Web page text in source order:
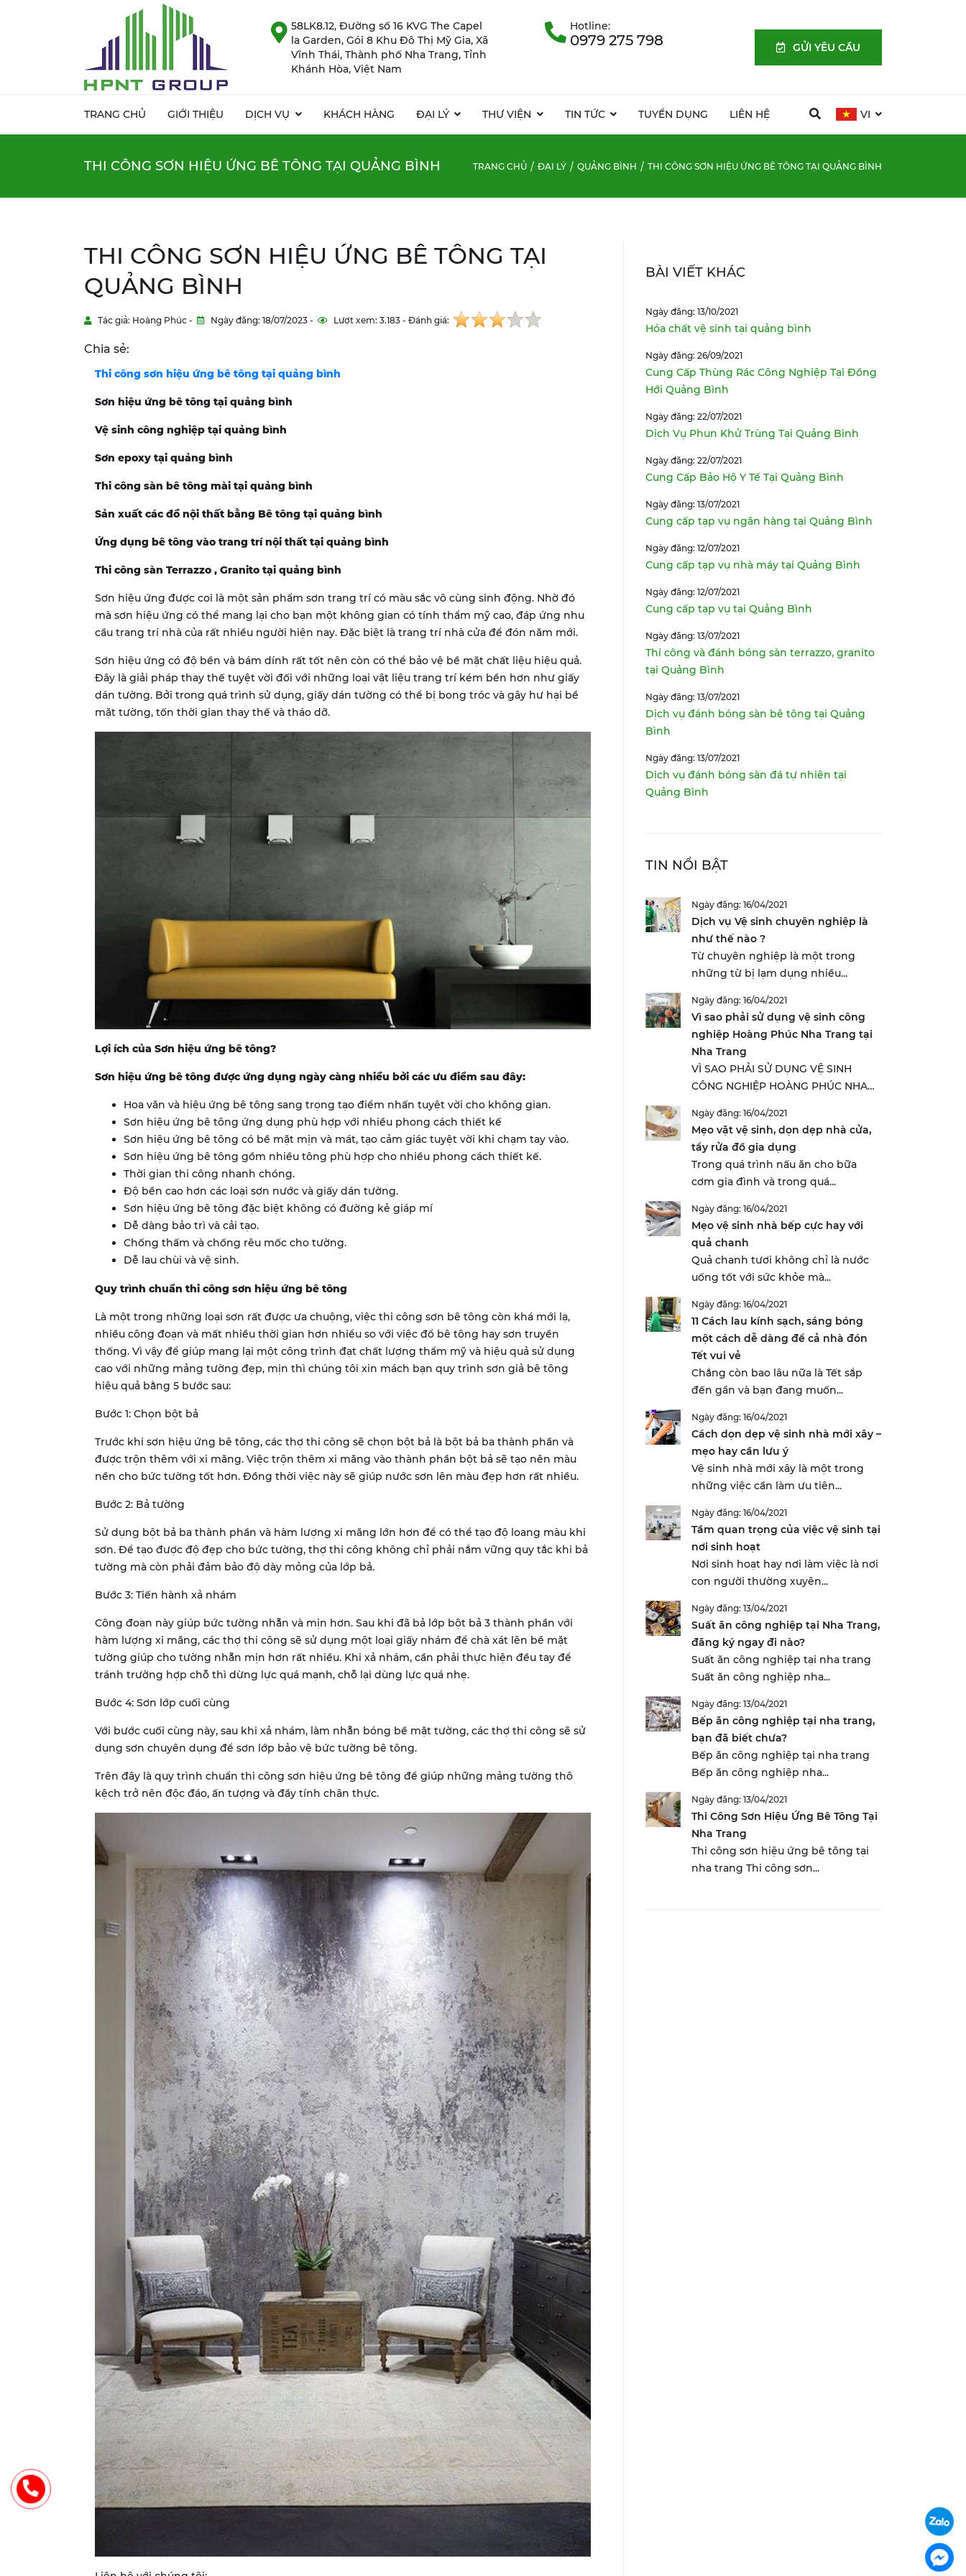
TRANG CHỦ GIỚI THIỆU DỊCH VỤ KHÁCH HÀNG ĐẠI LÝ THƯ VIỆN TIN TỨC TUYỂN DỤNG LIÊN HỆ VI
58LK8.12, Đường số 16 KVG The Capel
la Garden, Gói 8 Khu Đô Thị Mỹ Gia, Xã
Vĩnh Thái, Thành phố Nha Trang, Tỉnh
Khánh Hòa, Việt Nam
Hotline:
0979 275 798 GỬI YÊU CẦU
THI CÔNG SƠN HIỆU ỨNG BÊ TÔNG TẠI QUẢNG BÌNH TRANG CHỦ ĐẠI LÝ QUẢNG BÌNH THI CÔNG SƠN HIỆU ỨNG BÊ TÔNG TẠI QUẢNG BÌNH
THI CÔNG SƠN HIỆU ỨNG BÊ TÔNG TẠI
QUẢNG BÌNH
Tác giả: Hoàng Phúc - Ngày đăng: 18/07/2023 - Lượt xem: 3.183 - Đánh giá:
Chia sẻ:
Thi công sơn hiệu ứng bê tông tại quảng bình
Sơn hiệu ứng bê tông tại quảng bình
Vệ sinh công nghiệp tại quảng bình
Sơn epoxy tại quảng bình
Thi công sàn bê tông mài tại quảng bình
Sản xuất các đồ nội thất bằng Bê tông tại quảng bình
Ứng dụng bê tông vào trang trí nội thất tại quảng bình
Thi công sàn Terrazzo , Granito tại quảng bình
Sơn hiệu ứng được coi là một sản phẩm sơn trang trí có màu sắc vô cùng sinh động. Nhờ đó
mà sơn hiệu ứng có thể mang lại cho bạn một không gian có tính thẩm mỹ cao, đáp ứng nhu
cầu trang trí nhà của rất nhiều người hiện nay. Đặc biệt là trang trí nhà cửa để đón năm mới.
Sơn hiệu ứng có độ bền và bám dính rất tốt nên còn có thể bảo vệ bề mặt chất liệu hiệu quả.
Đây là giải pháp thay thế tuyệt vời đối với những loại vật liệu trang trí kém bền hơn như giấy
dán tường. Bởi trong quá trình sử dụng, giấy dán tường có thể bị bong tróc và gây hư hại bề
mặt tường, tốn thời gian thay thế và tháo dỡ.
Lợi ích của Sơn hiệu ứng bê tông?
Sơn hiệu ứng bê tông được ứng dụng ngày càng nhiều bởi các ưu điểm sau đây:
Hoa văn và hiệu ứng bê tông sang trọng tạo điểm nhấn tuyệt vời cho không gian.
Sơn hiệu ứng bê tông ứng dụng phù hợp với nhiều phong cách thiết kế
Sơn hiệu ứng bê tông có bề mặt mịn và mát, tạo cảm giác tuyệt vời khi chạm tay vào.
Sơn hiệu ứng bê tông gồm nhiều tông phù hợp cho nhiều phong cách thiết kế.
Thời gian thi công nhanh chóng.
Độ bền cao hơn các loại sơn nước và giấy dán tường.
Sơn hiệu ứng bê tông đặc biệt không có đường kẻ giáp mí
Dễ dàng bảo trì và cải tạo.
Chống thấm và chống rêu mốc cho tường.
Dễ lau chùi và vệ sinh.
Quy trình chuẩn thi công sơn hiệu ứng bê tông
Là một trong những loại sơn rất được ưa chuộng, việc thi công sơn bê tông còn khá mới lạ,
nhiều công đoạn và mất nhiều thời gian hơn nhiểu so với việc đổ bê tông hay sơn truyền
thống. Vì vậy để giúp mang lại một công trình đạt chất lượng thẩm mỹ và hiệu quả sử dụng
cao với những mảng tường đẹp, mịn thì chúng tôi xin mách bạn quy trình sơn giả bê tông
hiệu quả bằng 5 bước sau:
Bước 1: Chọn bột bả
Trước khi sơn hiệu ứng bê tông, các thợ thi công sẽ chọn bột bả là bột bả ba thành phần và
được trộn thêm với xi măng. Việc trộn thêm xi măng vào thành phần bột bả sẽ tạo nên màu
nền cho bức tường tốt hơn. Đồng thời việc này sẽ giúp nước sơn lên màu đẹp hơn rất nhiều.
Bước 2: Bả tường
Sử dụng bột bả ba thành phần và hàm lượng xi măng lớn hơn để có thể tạo độ loang màu khi
sơn. Để tạo được độ đẹp cho bức tường, thợ thi công không chỉ phải nắm vững quy tắc khi bả
tường mà còn phải đảm bảo độ dày mỏng của lớp bả.
Bước 3: Tiến hành xả nhám
Công đoạn này giúp bức tường nhẵn và mịn hơn. Sau khi đã bả lớp bột bả 3 thành phần với
hàm lượng xi măng, các thợ thi công sẽ sử dụng một loại giấy nhám để chà xát lên bề mặt
tường giúp cho tường nhẵn mịn hơn rất nhiều. Khi xả nhám, cần phải thực hiện đều tay để
tránh trường hợp chỗ thì dừng lực quá mạnh, chỗ lại dùng lực quá nhẹ.
Bước 4: Sơn lớp cuối cùng
Với bước cuối cùng này, sau khi xả nhám, làm nhẵn bóng bề mặt tường, các thợ thi công sẽ sử
dụng sơn chuyên dụng để sơn lớp bảo vệ bức tường bê tông.
Trên đây là quy trình chuẩn thi công sơn hiệu ứng bê tông để giúp những mảng tường thô
kệch trở nên độc đáo, ấn tượng và đầy tính chân thực.
BÀI VIẾT KHÁC
Ngày đăng: 13/10/2021
Hóa chất vệ sinh tại quảng bình
Ngày đăng: 26/09/2021
Cung Cấp Thùng Rác Công Nghiệp Tại Đồng
Hới Quảng Bình
Ngày đăng: 22/07/2021
Dịch Vụ Phun Khử Trùng Tại Quảng Bình
Ngày đăng: 22/07/2021
Cung Cấp Bảo Hộ Y Tế Tại Quảng Bình
Ngày đăng: 13/07/2021
Cung cấp tạp vụ ngân hàng tại Quảng Bình
Ngày đăng: 12/07/2021
Cung cấp tạp vụ nhà máy tại Quảng Bình
Ngày đăng: 12/07/2021
Cung cấp tạp vụ tại Quảng Bình
Ngày đăng: 13/07/2021
Thi công và đánh bóng sàn terrazzo, granito
tại Quảng Bình
Ngày đăng: 13/07/2021
Dịch vụ đánh bóng sàn bê tông tại Quảng
Bình
Ngày đăng: 13/07/2021
Dịch vụ đánh bóng sàn đá tự nhiên tại
Quảng Bình
TIN NỔI BẬT
Ngày đăng: 16/04/2021
Dịch vụ Vệ sinh chuyên nghiệp là
như thế nào ?
Từ chuyên nghiệp là một trong
những từ bị lạm dụng nhiều...
Ngày đăng: 16/04/2021
Vì sao phải sử dụng vệ sinh công
nghiệp Hoàng Phúc Nha Trang tại
Nha Trang
VÌ SAO PHẢI SỬ DỤNG VỆ SINH
CÔNG NGHIỆP HOÀNG PHÚC NHA
Ngày đăng: 16/04/2021
Mẹo vặt vệ sinh, dọn dẹp nhà cửa,
tẩy rửa đồ gia dụng
Trong quá trình nấu ăn cho bữa
cơm gia đình và trong quá...
Ngày đăng: 16/04/2021
Mẹo vệ sinh nhà bếp cực hay với
quả chanh
Quả chanh tươi không chỉ là nước
uống tốt với sức khỏe mà...
Ngày đăng: 16/04/2021
11 Cách lau kính sạch, sáng bóng
một cách dễ dàng để cả nhà đón
Tết vui vẻ
Chẳng còn bao lâu nữa là Tết sắp
đến gần và bạn đang muốn...
Ngày đăng: 16/04/2021
Cách dọn dẹp vệ sinh nhà mới xây –
mẹo hay cần lưu ý
Vệ sinh nhà mới xây là một trong
những việc cần làm ưu tiên...
Ngày đăng: 16/04/2021
Tầm quan trọng của việc vệ sinh tại
nơi sinh hoạt
Nơi sinh hoạt hay nơi làm việc là nơi
con người thường xuyên...
Ngày đăng: 13/04/2021
Suất ăn công nghiệp tại Nha Trang,
đăng ký ngay đi nào?
Suất ăn công nghiệp tại nha trang
Suất ăn công nghiệp nha...
Ngày đăng: 13/04/2021
Bếp ăn công nghiệp tại nha trang,
bạn đã biết chưa?
Bếp ăn công nghiệp tại nha trang
Bếp ăn công nghiệp nha...
Ngày đăng: 13/04/2021
Thi Công Sơn Hiệu Ứng Bê Tông Tại
Nha Trang
Thi công sơn hiệu ứng bê tông tại
nha trang Thi công sơn...